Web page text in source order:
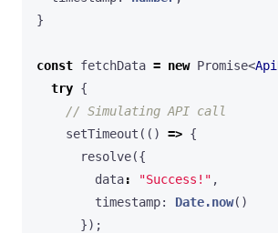
}
const fetchData = new Promise<
try {
setTimeout (() => {
resolve({
data: "Success!" ,
timestamp: Date.now()
});